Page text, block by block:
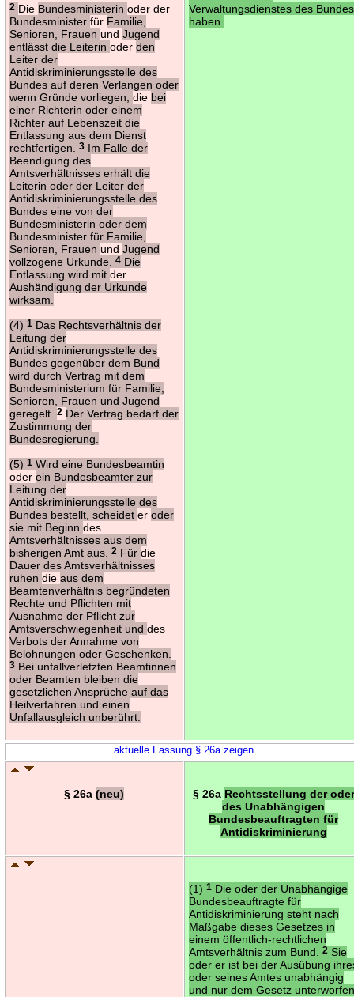
2 Die Bundesministerinoder der
Bundesministerfür Familie,
Senioren, FrauenundJugend
entlässt die Leiterinoderden
Leiter der
Antidiskriminierungsstelle des
Bundes auf deren Verlangen oder
wenn Gründe vorliegen,die bei
einer Richterin oder einem
Richter auf Lebenszeit die
Entlassung aus dem Dienst
rechtfertigen.3 Im Falle der
Beendigung des
Amtsverhältnisses erhält die
Leiterin oder der Leiter der
Antidiskriminierungsstelle des
Bundes eine von der
Bundesministerin oder dem
Bundesminister für Familie,
Senioren, FrauenundJugend
vollzogene Urkunde.4 Die
Entlassung wird mitder
Aushändigung der Urkunde
wirksam.
(4)1 Das Rechtsverhältnis der
Leitung der
Antidiskriminierungsstelle des
Bundes gegenüber dem Bund
wird durch Vertrag mit dem
Bundesministerium für Familie,
Senioren, Frauen und Jugend
geregelt.2 Der Vertrag bedarf der
Zustimmung der
Bundesregierung.
(5)1 Wird eine Bundesbeamtin
oderein Bundesbeamter zur
Leitung der
Antidiskriminierungsstelle des
Bundes bestellt, scheideteroder
sie mit Beginndes
Amtsverhältnisses aus dem
bisherigen Amt aus.2 Fürdie
Dauer des Amtsverhältnisses
ruhendieaus dem
Beamtenverhältnis begründeten
Rechte und Pflichten mit
Ausnahme der Pflicht zur
Amtsverschwiegenheit unddes
Verbots der Annahme von
Belohnungen oder Geschenken.
3 Bei unfallverletzten Beamtinnen
oder Beamten bleiben die
gesetzlichen Ansprüche auf das
Heilverfahren und einen
Unfallausgleich unberührt.
Verwaltungsdienstes des Bundes
haben.
aktuelle Fassung § 26a zeigen
§ 26a(neu) § 26a Rechtsstellung der oder
des Unabhängigen
Bundesbeauftragten für
Antidiskriminierung
(1)1 Die oder der Unabhängige
Bundesbeauftragte für
Antidiskriminierung steht nach
Maßgabe dieses Gesetzes in
einem öffentlich-rechtlichen
Amtsverhältnis zum Bund.2 Sie
oder er ist bei der Ausübung
oder seines Amtes unabhängig
und nur dem Gesetz